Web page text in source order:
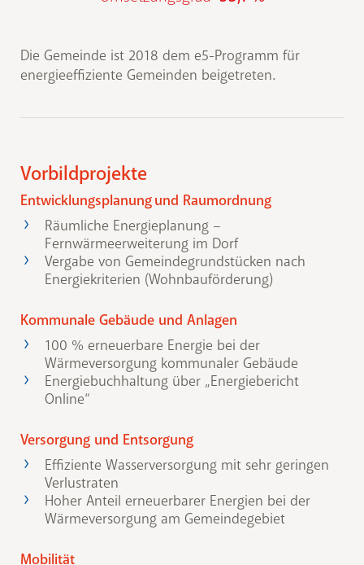
Die Gemeinde ist 2018 dem e5-Programm für
energieeffiziente Gemeinden beigetreten.
Vorbildprojekte
Entwicklungsplanung und Raumordnung
Räumliche Energieplanung –
Fernwärmeerweiterung im Dorf
Vergabe von Gemeindegrundstücken nach
Energiekriterien (Wohnbauförderung)
Kommunale Gebäude und Anlagen
100 % erneuerbare Energie bei der
Wärmeversorgung kommunaler Gebäude
Energiebuchhaltung über „Energiebericht
Online“
Versorgung und Entsorgung
Effiziente Wasserversorgung mit sehr geringen
Verlustraten
Hoher Anteil erneuerbarer Energien bei der
Wärmeversorgung am Gemeindegebiet
Mobilität